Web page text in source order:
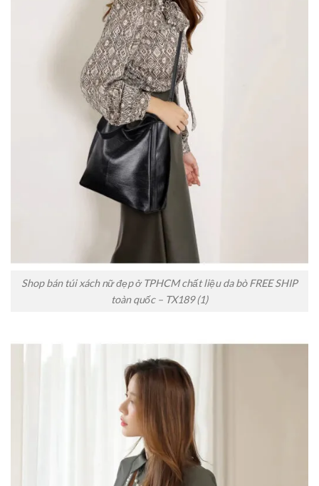
Shop bán túi xách nữ đẹp ở TPHCM chất liệu da bò FREE SHIP
toàn quốc – TX189 (1)